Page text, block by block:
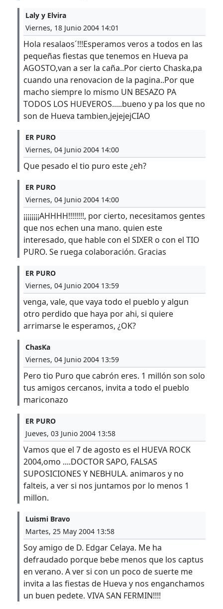
Laly y Elvira
Viernes, 18 Junio 2004 14:01
Hola resalaos´!!!Esperamos veros a todos en las
pequeñas fiestas que tenemos en Hueva pa
AGOSTO,van a ser la caña..Por cierto Chaska,pa
cuando una renovacion de la pagina..Por que
macho siempre lo mismo UN BESAZO PA
TODOS LOS HUEVEROS.....bueno y pa los que no
son de Hueva tambien,jejejejCIAO
ER PURO
Viernes, 04 Junio 2004 14:00
Que pesado el tio puro este ¿eh?
ER PURO
Viernes, 04 Junio 2004 14:00
¡¡¡¡¡¡¡¡AHHHH!!!!!!!!, por cierto, necesitamos gentes
que nos echen una mano. quien este
interesado, que hable con el SIXER o con el TIO
PURO. Se ruega colaboración. Gracias
ER PURO
Viernes, 04 Junio 2004 13:59
venga, vale, que vaya todo el pueblo y algun
otro perdido que haya por ahi, si quiere
arrimarse le esperamos, ¿OK?
ChasKa
Viernes, 04 Junio 2004 13:59
Pero tio Puro que cabrón eres. 1 millón son solo
tus amigos cercanos, invita a todo el pueblo
mariconazo
ER PURO
Jueves, 03 Junio 2004 13:58
Vamos que el 7 de agosto es el HUEVA ROCK
2004,omo ....DOCTOR SAPO, FALSAS
SUPOSICIONES Y NEBHULA. animaros y no
falteis, a ver si nos juntamos por lo menos 1
millon.
Luismi Bravo
Martes, 25 May 2004 13:58
Soy amigo de D. Edgar Celaya. Me ha
defraudado porque bebe menos que los captus
en verano. A ver si con un poco de suerte me
invita a las fiestas de Hueva y nos enganchamos
un buen pedete. VIVA SAN FERMIN!!!!